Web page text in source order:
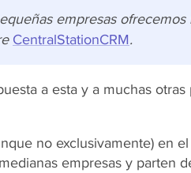
empresas
CentralStationCRM.
a esta y a muchas
no exclusivamente) en
empresas y parten